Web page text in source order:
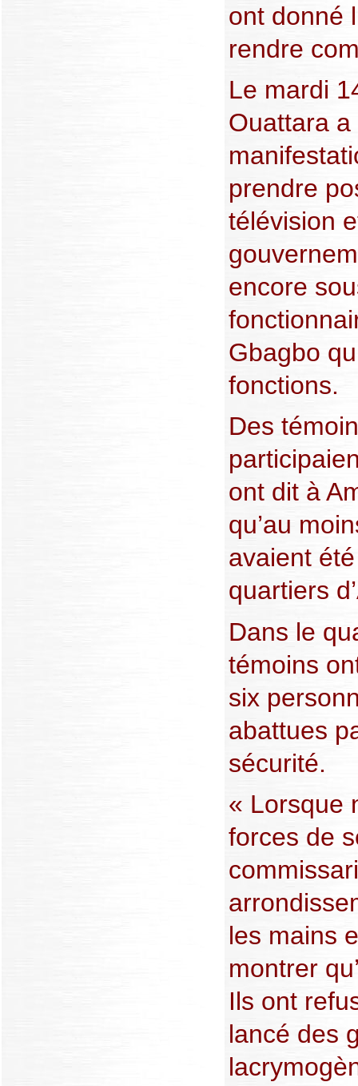
ont donné
rendre
Le mardi
Ouattara
prendre
télévision
encore
Gbagbo
fonctions.
Des
ont dit à
qu’au
avaient
quartiers
Dans le
témoins
six
abattues
sécurité.
« Lorsque
forces de
les mains
montrer
Ils ont
lancé des